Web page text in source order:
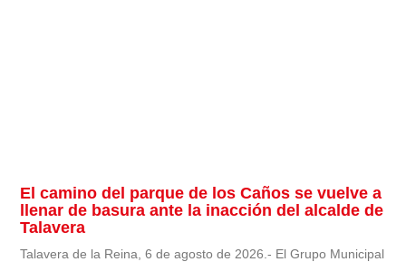
El camino del parque de los Caños se vuelve a
llenar de basura ante la inacción del alcalde de
Talavera
Talavera de la Reina, 6 de agosto de 2026.- El Grupo Municipal